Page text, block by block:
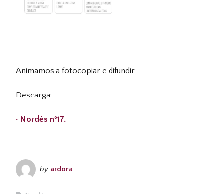
Animamos a fotocopiar e difundir
Descarga:
· Nordês nº17.
by ardora